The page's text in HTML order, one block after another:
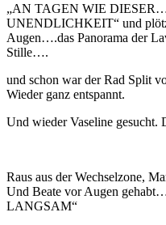
„AN TAGEN WIE
UNENDLICHKEIT“ und
Augen….das Panorama der
Stille….
und schon war der Rad Split
Wieder ganz entspannt.
Und wieder Vaseline gesucht.
Raus aus der Wechselzone,
Und Beate vor Augen
LANGSAM“